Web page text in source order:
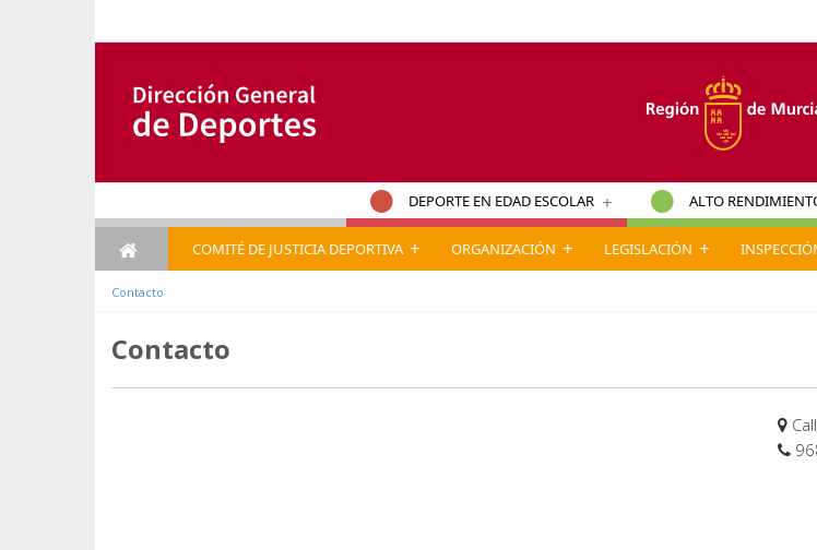
DEPORTE EN EDAD ESCOLAR + ALTO
COMITÉ DE JUSTICIA DEPORTIVA + ORGANIZACIÓN + LEGISLACIÓN +
Contacto
Contacto